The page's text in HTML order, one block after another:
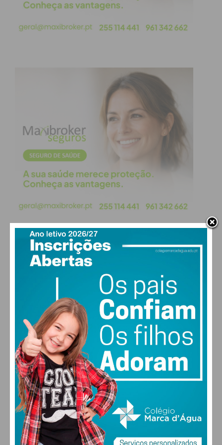
PAÇOS DE FERREIRA
°
few clouds
91% humidade
vento: 1m/s SSO
MAX 18 • MIN 18
26°
DOM
28
SEG
30°
TER
31 °
ALTERAR